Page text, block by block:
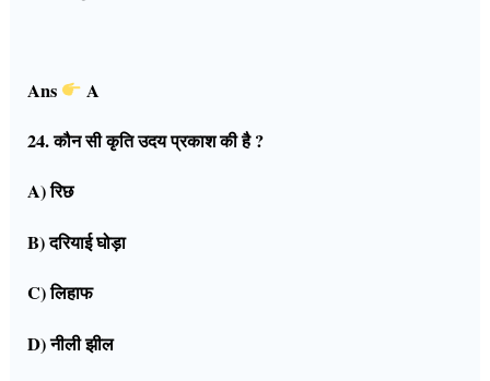
Ans
A
24. कौन सी कृति उदय प्रकाश की है ?
A) रिछ
B) दरियाई घोड़ा
C) लिहाफ
D) नीली झील